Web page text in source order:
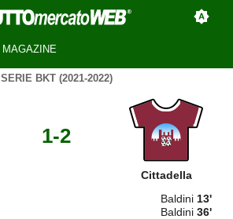
MAGAZINE
SERIE BKT (2021-2022)
1-2
Cittadella
Baldini 13'
Baldini 36'